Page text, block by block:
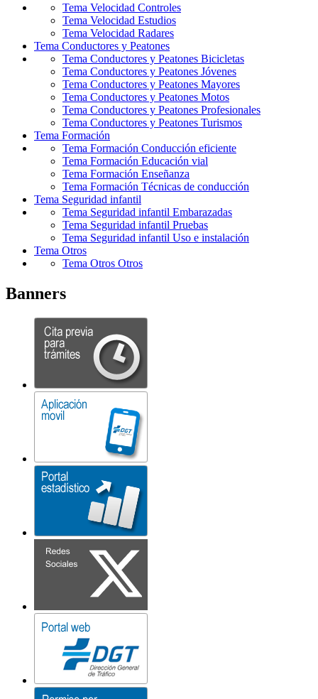
Tema Velocidad Controles
Tema Velocidad Estudios
Tema Velocidad Radares
Tema Conductores y Peatones
Tema Conductores y Peatones Bicicletas
Tema Conductores y Peatones Jóvenes
Tema Conductores y Peatones Mayores
Tema Conductores y Peatones Motos
Tema Conductores y Peatones Profesionales
Tema Conductores y Peatones Turismos
Tema Formación
Tema Formación Conducción eficiente
Tema Formación Educación vial
Tema Formación Enseñanza
Tema Formación Técnicas de conducción
Tema Seguridad infantil
Tema Seguridad infantil Embarazadas
Tema Seguridad infantil Pruebas
Tema Seguridad infantil Uso e instalación
Tema Otros
Tema Otros Otros
Banners